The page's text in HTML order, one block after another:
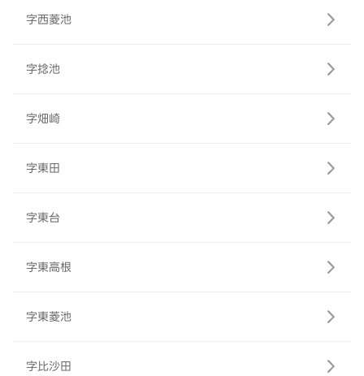
字西菱池
字捻池
字畑崎
字東田
字東台
字東高根
字東菱池
字比沙田